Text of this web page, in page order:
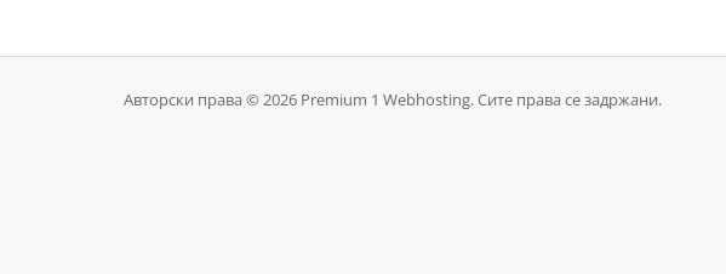
Авторски права © 2026 Premium 1 Webhosting. Сите права се задржани.